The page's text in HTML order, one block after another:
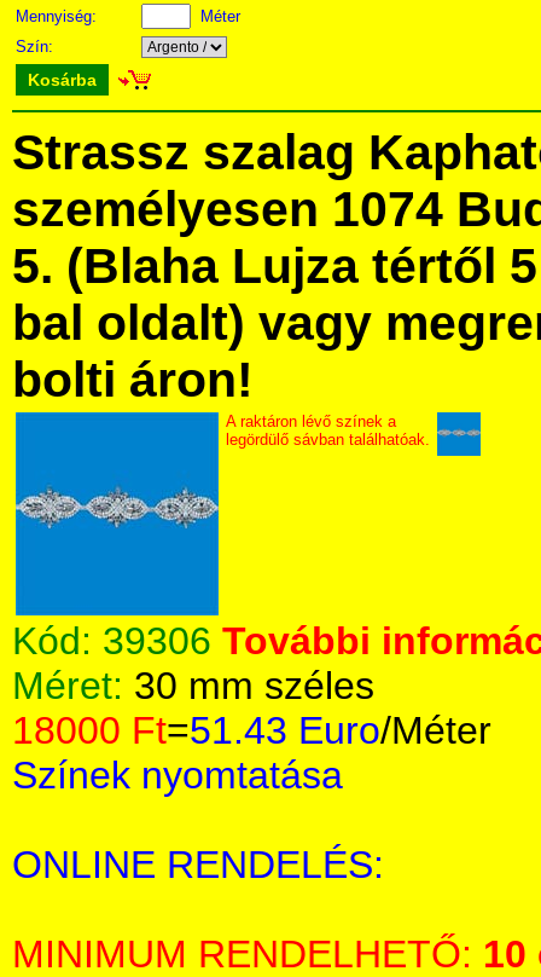
Mennyiség:
Méter
Szín:
Kosárba
Strassz szalag
személyesen 1074
5. (Blaha Lujza tértől
bal oldalt) vagy
bolti áron!
A raktáron lévő színek a
legördülő sávban találhatóak.
Kód: 39306 További
Méret: 30 mm széles
18000 Ft=51.43 Euro/Méter
Színek nyomtatása
ONLINE RENDELÉS:
MINIMUM RENDELHETŐ: 10